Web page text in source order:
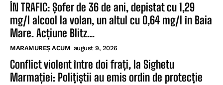
ÎN TRAFIC: Șofer de 36 de ani, depistat cu 1,29
mg/l alcool la volan, un altul cu 0,64 mg/l în Baia
Mare. Acțiune Blitz...
MARAMUREȘ ACUM august 9, 2026
Conflict violent între doi frați, la Sighetu
Marmației: Polițiștii au emis ordin de protecție